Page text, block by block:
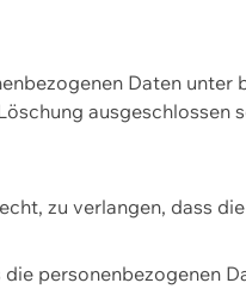
Daten
zu verlangen, dass
personenbezogenen